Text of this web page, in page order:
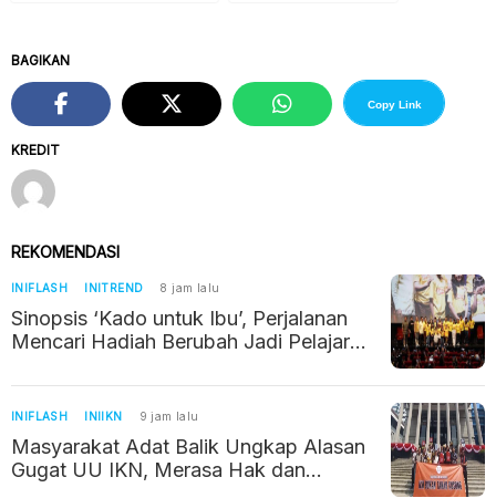
KREDIT
BAGIKAN
Copy Link
REKOMENDASI
INIFLASH INITREND 8 jam lalu
Sinopsis ‘Kado untuk Ibu’, Perjalanan
Mencari Hadiah Berubah Jadi Pelajaran
INIFLASH INIIKN 9 jam lalu
Masyarakat Adat Balik Ungkap Alasan
Gugat UU IKN, Merasa Hak dan